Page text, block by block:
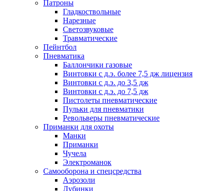
Патроны
Гладкоствольные
Нарезные
Светозвуковые
Травматические
Пейнтбол
Пневматика
Баллончики газовые
Винтовки с д.э. более 7,5 дж лицензия
Винтовки с д.э. до 3,5 дж
Винтовки с д.э. до 7,5 дж
Пистолеты пневматические
Пульки для пневматики
Револьверы пневматические
Приманки для охоты
Манки
Приманки
Чучела
Электроманок
Самооборона и спецсредства
Аэрозоли
Дубинки